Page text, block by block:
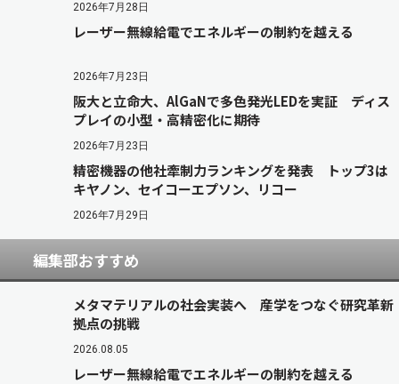
2026年7月28日
レーザー無線給電でエネルギーの制約を越える
2026年7月23日
阪大と立命大、AlGaNで多色発光LEDを実証 ディス
プレイの小型・高精密化に期待
2026年7月23日
精密機器の他社牽制力ランキングを発表 トップ3は
キヤノン、セイコーエプソン、リコー
2026年7月29日
編集部おすすめ
メタマテリアルの社会実装へ 産学をつなぐ研究革新
拠点の挑戦
2026.08.05
レーザー無線給電でエネルギーの制約を越える